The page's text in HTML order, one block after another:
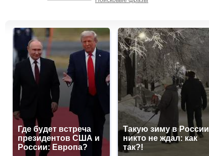
Где будет встреча
президентов США и
России: Европа?
Такую зиму в России
никто не ждал: как
так?!